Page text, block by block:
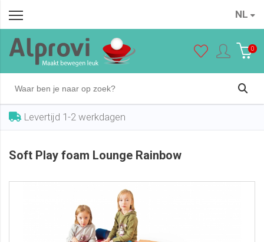
NL
0
Levertijd 1-2 werkdagen
Soft Play foam Lounge Rainbow
€ 849,00